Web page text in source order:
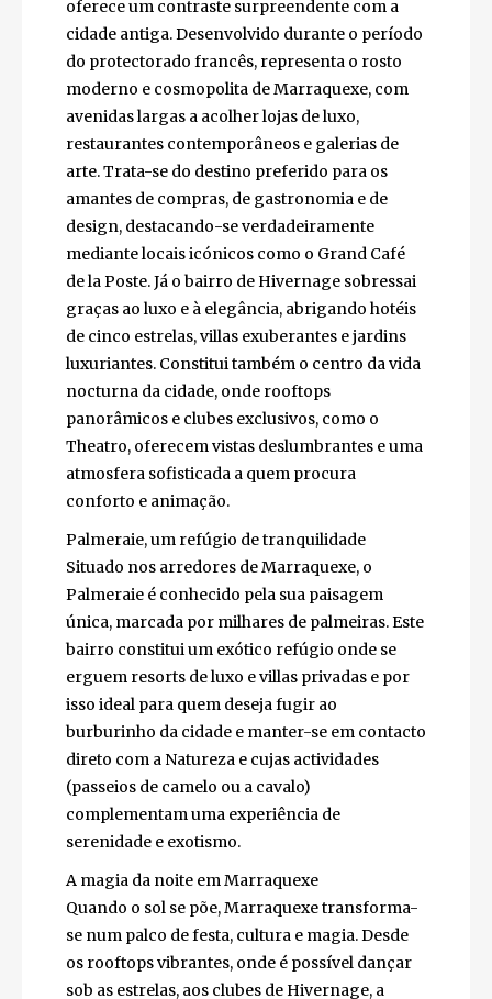
Guéliz e Hivernage, a modernidade e o luxo
de Marraquexe
A poucos passos da medina, o bairro de
Guéliz oferece um contraste surpreendente
com a cidade antiga. Desenvolvido durante o
período do protectorado francês, representa
o rosto moderno e cosmopolita de
Marraquexe, com avenidas largas a acolher
lojas de luxo, restaurantes contemporâneos
e galerias de arte. Trata-se do destino
preferido para os amantes de compras, de
gastronomia e de design, destacando-se
verdadeiramente mediante locais icónicos
como o Grand Café de la Poste. Já o bairro de
Hivernage sobressai graças ao luxo e à
elegância, abrigando hotéis de cinco
estrelas, villas exuberantes e jardins
luxuriantes. Constitui também o centro da
panorâmicos e clubes exclusivos, como o
Theatro, oferecem vistas deslumbrantes e
uma atmosfera sofisticada a quem procura
conforto e animação.
Palmeraie, um refúgio de tranquilidade
Situado nos arredores de Marraquexe, o
Palmeraie é conhecido pela sua paisagem
única, marcada por milhares de palmeiras.
Este bairro constitui um exótico refúgio
onde se erguem resorts de luxo e villas
privadas e por isso ideal para quem deseja
em contacto direto com a Natureza e cujas
actividades (passeios de camelo ou a cavalo)
complementam uma experiência de
serenidade e exotismo.